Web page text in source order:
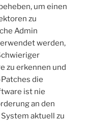
um einen
zu
Admin
werden,
zu erkennen und
die
ist nie
an den
aktuell zu